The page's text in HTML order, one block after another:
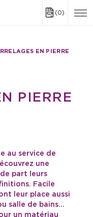
(0)
EN PIERRE
PIERRE
au service de
une
part leurs
Facile
leur place aussi
salle de bains…
un matériau